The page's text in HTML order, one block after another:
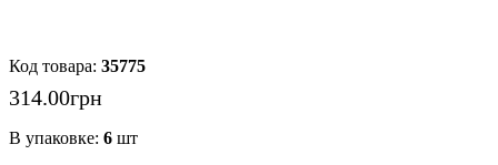
35775
314.00грн
В упаковке: 6 шт